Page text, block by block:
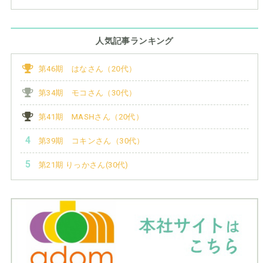
人気記事ランキング
第46期 はなさん（20代）
第34期 モコさん（30代）
第41期 MASHさん（20代）
第39期 コキンさん（30代）
第21期 りっかさん(30代)